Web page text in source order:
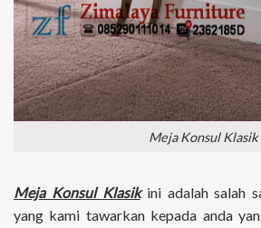
Meja Konsul Klasik
Meja Konsul Klasikini adalah salah
yang kami tawarkan kepada anda